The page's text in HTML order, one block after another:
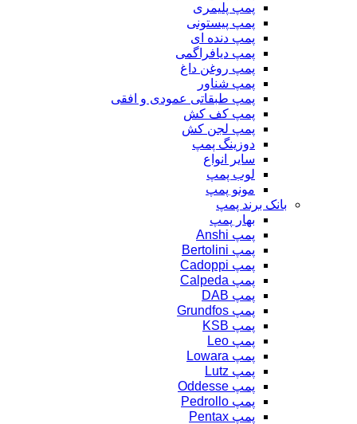
پمپ پلیمری
پمپ پیستونی
پمپ دنده ای
پمپ دیافراگمی
پمپ روغن داغ
پمپ شناور
پمپ طبقاتی عمودی و افقی
پمپ کف کش
پمپ لجن کش
دوزینگ پمپ
سایر انواع
لوب پمپ
مونو پمپ
بانک برند پمپ
بهار پمپ
پمپ Anshi
پمپ Bertolini
پمپ Cadoppi
پمپ Calpeda
پمپ DAB
پمپ Grundfos
پمپ KSB
پمپ Leo
پمپ Lowara
پمپ Lutz
پمپ Oddesse
پمپ Pedrollo
پمپ Pentax